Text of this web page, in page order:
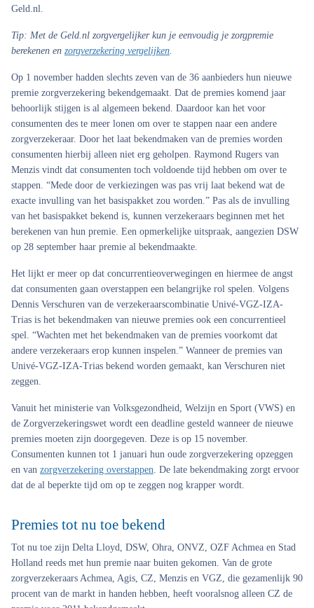
Geld.nl.
Tip: Met de Geld.nl zorgvergelijker kun je eenvoudig je zorgpremie
berekenen en zorgverzekering vergelijken.
Op 1 november hadden slechts zeven van de 36 aanbieders hun nieuwe
premie zorgverzekering bekendgemaakt. Dat de premies komend jaar
behoorlijk stijgen is al algemeen bekend. Daardoor kan het voor
consumenten des te meer lonen om over te stappen naar een andere
zorgverzekeraar. Door het laat bekendmaken van de premies worden
consumenten hierbij alleen niet erg geholpen. Raymond Rugers van
Menzis vindt dat consumenten toch voldoende tijd hebben om over te
stappen. “Mede door de verkiezingen was pas vrij laat bekend wat de
exacte invulling van het basispakket zou worden.” Pas als de invulling
van het basispakket bekend is, kunnen verzekeraars beginnen met het
berekenen van hun premie. Een opmerkelijke uitspraak, aangezien DSW
op 28 september haar premie al bekendmaakte.
Het lijkt er meer op dat concurrentieoverwegingen en hiermee de angst
dat consumenten gaan overstappen een belangrijke rol spelen. Volgens
Dennis Verschuren van de verzekeraarscombinatie Univé-VGZ-IZA-
Trias is het bekendmaken van nieuwe premies ook een concurrentieel
spel. “Wachten met het bekendmaken van de premies voorkomt dat
andere verzekeraars erop kunnen inspelen.” Wanneer de premies van
Univé-VGZ-IZA-Trias bekend worden gemaakt, kan Verschuren niet
zeggen.
Vanuit het ministerie van Volksgezondheid, Welzijn en Sport (VWS) en
de Zorgverzekeringswet wordt een deadline gesteld wanneer de nieuwe
premies moeten zijn doorgegeven. Deze is op 15 november.
Consumenten kunnen tot 1 januari hun oude zorgverzekering opzeggen
en van zorgverzekering overstappen. De late bekendmaking zorgt ervoor
dat de al beperkte tijd om op te zeggen nog krapper wordt.
Premies tot nu toe bekend
Tot nu toe zijn Delta Lloyd, DSW, Ohra, ONVZ, OZF Achmea en Stad
Holland reeds met hun premie naar buiten gekomen. Van de grote
zorgverzekeraars Achmea, Agis, CZ, Menzis en VGZ, die gezamenlijk 90
procent van de markt in handen hebben, heeft vooralsnog alleen CZ de